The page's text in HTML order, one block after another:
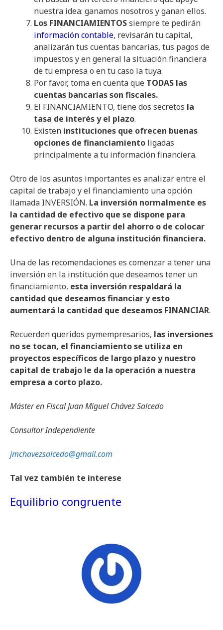
nuestra idea: ganamos nosotros y ganan ellos.
Los FINANCIAMIENTOSsiempre te pedirán
información contable, revisarán tu capital,
analizarán tus cuentas bancarias, tus pagos de
impuestos y en general la situación financiera
de tu empresa o en tu caso la tuya.
Por favor, toma en cuenta que TODAS las
cuentas bancarias son fiscales.
El FINANCIAMIENTO, tiene dos secretos la
tasa de interés y el plazo.
Existen instituciones que ofrecen buenas
opciones de financiamiento ligadas
principalmente a tu información financiera.
Otro de los asuntos importantes es analizar entre el
capital de trabajo y el financiamiento una opción
llamada INVERSIÓN. La inversión normalmente es
la cantidad de efectivo que se dispone para
generar recursos a partir del ahorro o de colocar
efectivo dentro de alguna institución financiera.
Una de las recomendaciones es comenzar a tener una
inversión en la institución que deseamos tener un
financiamiento, esta inversión respaldará la
cantidad que deseamos financiar y esto
aumentará la cantidad que deseamos FINANCIAR.
Recuerden queridos pymempresarios, las inversiones
no se tocan, el financiamiento se utiliza en
proyectos específicos de largo plazo y nuestro
capital de trabajo le da la operación a nuestra
empresa a corto plazo.
Máster en Fiscal Juan Miguel Chávez Salcedo
Consultor Independiente
jmchavezsalcedo@gmail.com
Tal vez también te interese
Equilibrio congruente